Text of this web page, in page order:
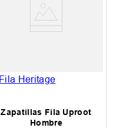
Zapatillas Fila Uproot
Hombre